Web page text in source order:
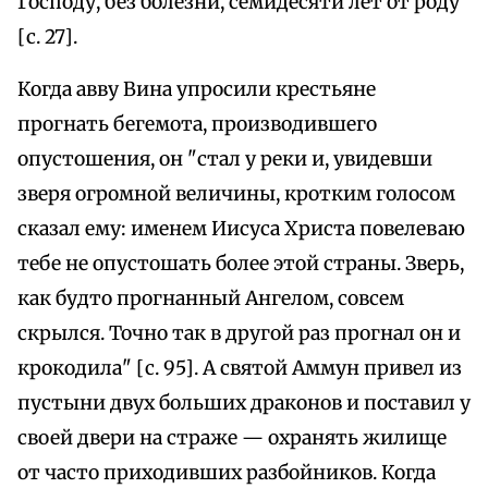
[с. 27].
Когда авву Вина упросили крестьяне
прогнать бегемота, производившего
опустошения, он "стал у реки и, увидевши
зверя огромной величины, кротким голосом
сказал ему: именем Иисуса Христа повелеваю
тебе не опустошать более этой страны. Зверь,
как будто прогнанный Ангелом, совсем
скрылся. Точно так в другой раз прогнал он и
крокодила" [с. 95]. А святой Аммун привел из
пустыни двух больших драконов и поставил у
своей двери на страже — охранять жилище
от часто приходивших разбойников. Когда